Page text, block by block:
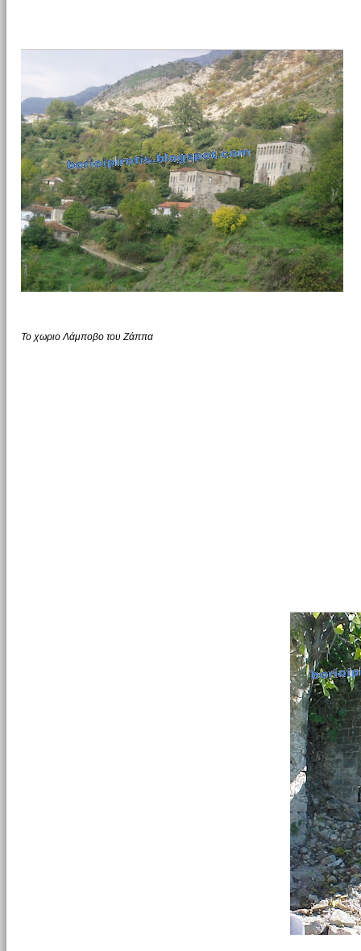
Το χωριο Λάμποβο του Ζάππα